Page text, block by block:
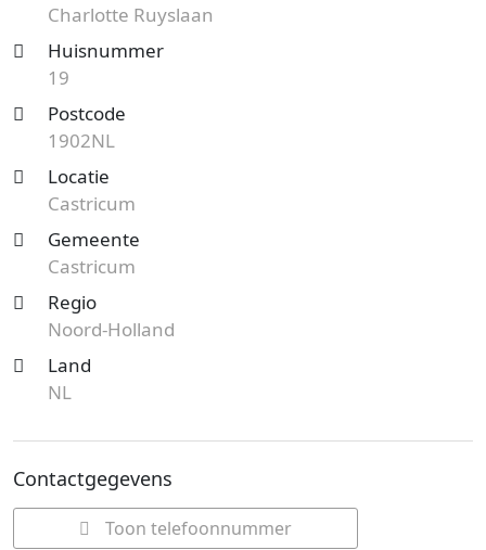
Charlotte Ruyslaan
Huisnummer
19
Postcode
1902NL
Locatie
Castricum
Gemeente
Castricum
Regio
Noord-Holland
Land
NL
Contactgegevens
Toon telefoonnummer